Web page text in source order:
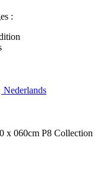
:
Nederlands
x 060cm P8 Collection